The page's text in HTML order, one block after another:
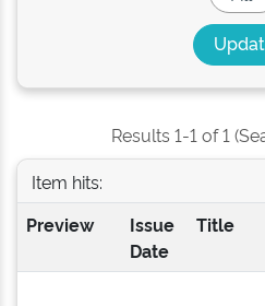
Results 1-1 of 1
Item hits:
Preview
Issue
Date
Title